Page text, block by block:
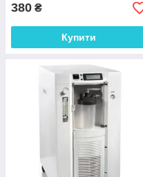
380 ₴
Купити